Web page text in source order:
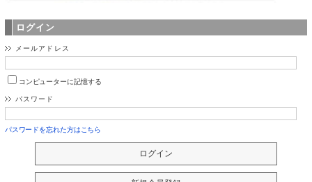
ログイン
メールアドレス
コンピューターに記憶する
パスワード
パスワードを忘れた方はこちら